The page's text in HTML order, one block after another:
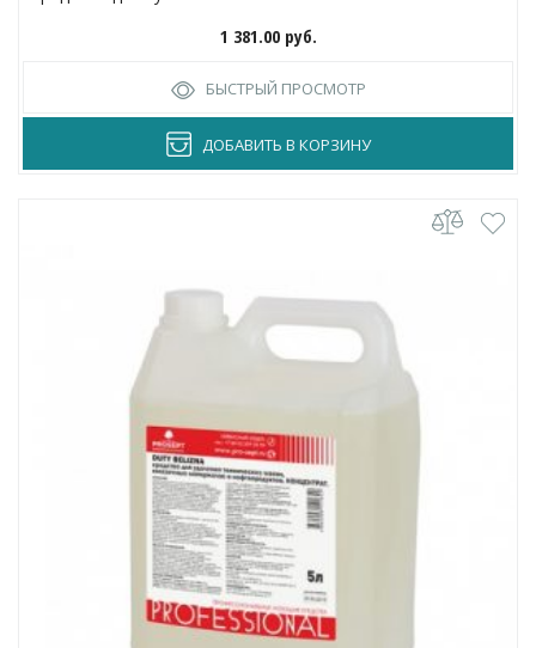
1 381.00 руб.
БЫСТРЫЙ ПРОСМОТР
ДОБАВИТЬ В КОРЗИНУ